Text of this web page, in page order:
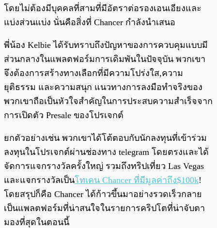
โดยไม่ต้องมีบุคคลที่สามที่มีอัตราต่อรองเอนเอียงและ
แบ่งส่วนแบ่ง นั่นคือสิ่งที่ Chancer กำลังนำเสนอ
พี่น้อง Kelbie ได้รับทราบถึงปัญหาของการควบคุมแบบมี
ส่วนกลางในแพลตฟอร์มการเดิมพันในปัจจุบัน พวกเขา
จึงต้องการสร้างทางเลือกที่มีความโปร่งใส,ความ
ยุติธรรม และความสนุก แนวทางการลงมือทำจริงของ
พวกเขาถือเป็นหัวใจสำคัญในการประสบความสำเร็จจาก
การเปิดตัว Presale ของโปรเจกต์
ยกตัวอย่างเช่น พวกเขาได้โต้ตอบกับนักลงทุนที่เข้าร่วม
ลงทุนในโปรเจกต์ผ่านช่องทาง telegram โดยตรงและได้
จัดการแจกรางวัลครั้งใหญ่ รวมถึงทริปเที่ยว Las Vegas
และแจกรางวัลเป็นโทเคน Chancer ที่มีมูลค่าถึง$100k!
โดยสรุปก็คือ Chancer ได้ก้าวขึ้นมาอย่างรวดเร็วกลาย
เป็นแพลตฟอร์มที่น่าสนใจในรายการคริปโตที่น่าจับตา
มองที่สุดในตอนนี้